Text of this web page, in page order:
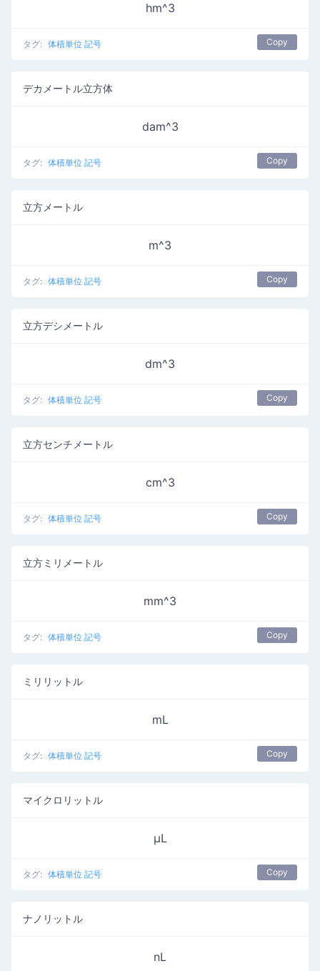
hm^3
タグ: 体積単位 記号 Copy
デカメートル立方体
dam^3
タグ: 体積単位 記号 Copy
立方メートル
m^3
タグ: 体積単位 記号 Copy
立方デシメートル
dm^3
タグ: 体積単位 記号 Copy
立方センチメートル
cm^3
タグ: 体積単位 記号 Copy
立方ミリメートル
mm^3
タグ: 体積単位 記号 Copy
ミリリットル
mL
タグ: 体積単位 記号 Copy
マイクロリットル
μL
タグ: 体積単位 記号 Copy
ナノリットル
nL